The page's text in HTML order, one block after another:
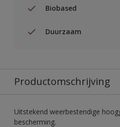
Biobased
Duurzaam
Productomschrijving
Uitstekend weerbestendige
bescherming.